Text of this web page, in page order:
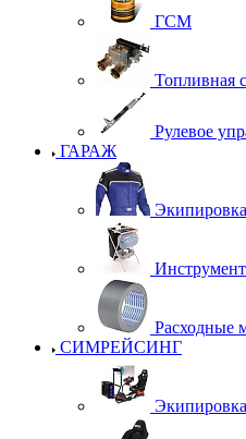
ГСМ
Топливная
Рулевое
ГАРАЖ
Расходные
СИМРЕЙСИНГ